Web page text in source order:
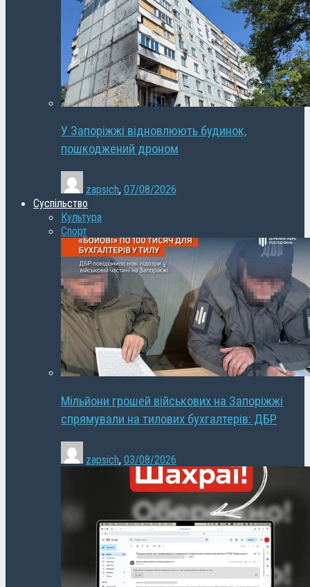
У Запоріжжі відновлюють будинок,
пошкоджений дроном
zapsich, 07/08/2026
Суспільство
Культура
Спорт
Мільйони грошей військових на Запоріжжі
спрямували на тилових бухгалтерів: ДБР
zapsich, 03/08/2026